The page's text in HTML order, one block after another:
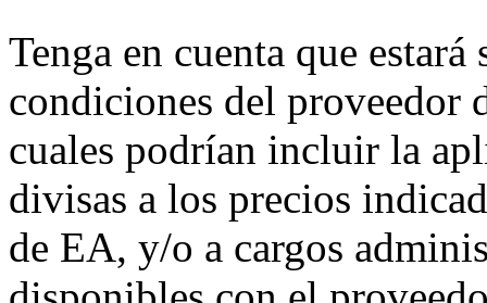
Tenga en cuenta que
condiciones del proveedor
cuales podrían incluir la
divisas a los precios
de EA, y/o a cargos